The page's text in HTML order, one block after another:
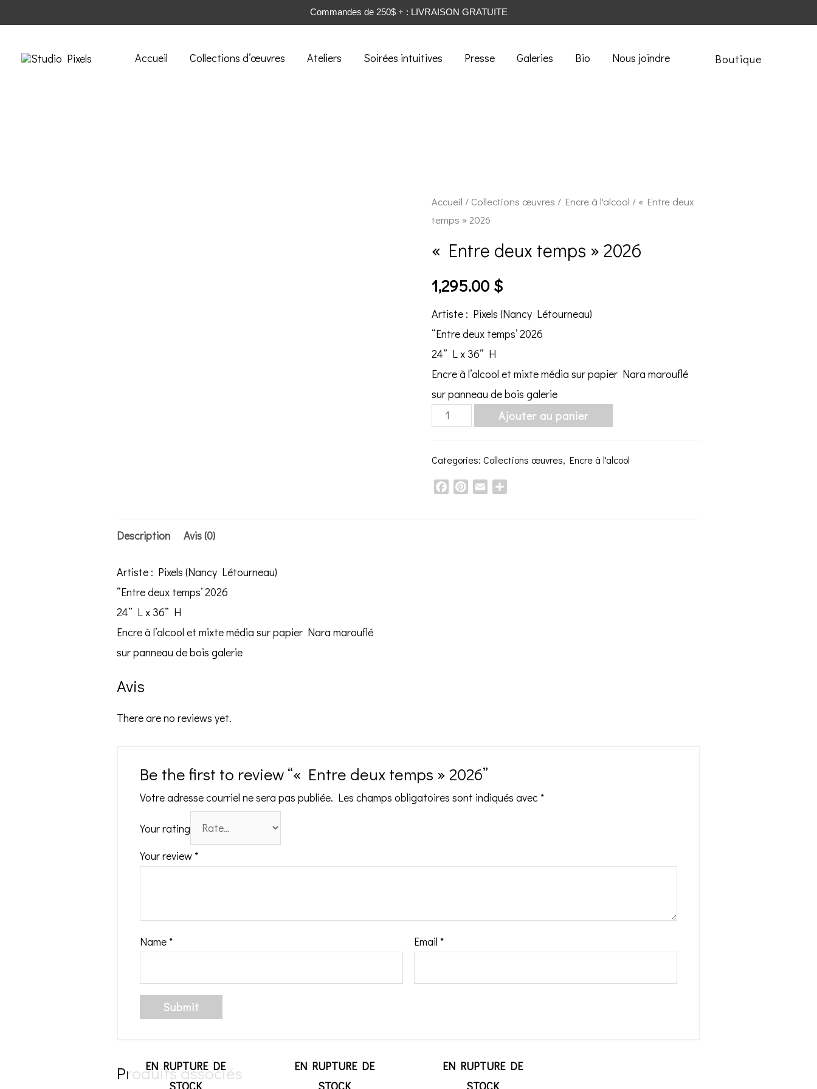
Commandes de 250$ + : LIVRAISON GRATUITE
Accueil Collections d’œuvres Ateliers Soirées intuitives Presse Galeries Bio Nous joindre Boutique
Accueil / Collections œuvres / Encre à l'alcool / « Entre deux
temps » 2026
« Entre deux temps » 2026
1,295.00 $
Artiste : Pixels (Nancy Létourneau)
“Entre deux temps’ 2026
24” L x 36” H
Encre à l’alcool et mixte média sur papier Nara marouflé
sur panneau de bois galerie
"Entre
temps"
quantity
Ajouter au panier
Categories:Collections œuvres,Encre à l'alcool
FacebookPinterest
Email
Description Avis (0)
Artiste : Pixels (Nancy Létourneau)
“Entre deux temps’ 2026
24” L x 36” H
Encre à l’alcool et mixte média sur papier Nara marouflé
sur panneau de bois galerie
Avis
There are no reviews yet.
Be the first to review “« Entre deux temps » 2026”
Votre adresse courriel ne sera pas publiée. Les champs obligatoires sont indiqués avec *
Your rating
Your review *
Name * Email *
Produits associés
EN RUPTURE DE
STOCK
EN RUPTURE DE
STOCK
EN RUPTURE DE
STOCK